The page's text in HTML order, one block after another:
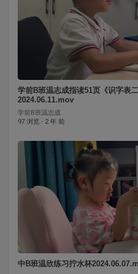
学前B班温志成指读51页《识字表
2024.06.11.mov
学前B班温志成
97 浏览 · 2 年 前
中B班温欣练习拧水杯